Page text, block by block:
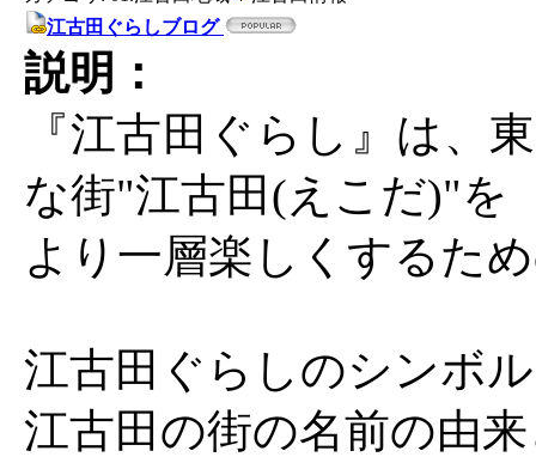
江古田ぐらしブログ
説明：
『江古田ぐらし』は、
な街"江古田(えこだ)"を
より一層楽しくするた
江古田ぐらしのシンボ
江古田の街の名前の由